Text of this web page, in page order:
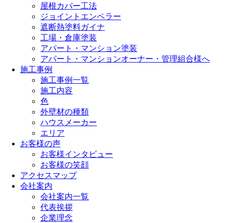
屋根カバー工法
ジョイントエンペラー
遮断熱塗料ガイナ
工場・倉庫塗装
アパート・マンション塗装
アパート・マンションオーナー・管理組合様へ
施工事例
施工事例一覧
施工内容
色
外壁材の種類
ハウスメーカー
エリア
お客様の声
お客様インタビュー
お客様の笑顔
アクセスマップ
会社案内
会社案内一覧
代表挨拶
企業理念